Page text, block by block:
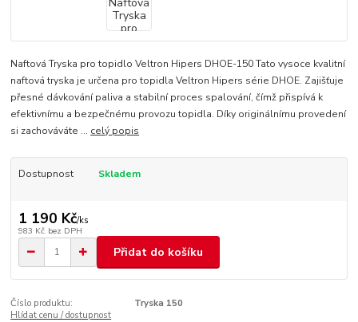
Naftová Tryska pro topidlo Veltron Hipers DHOE-150 Tato vysoce kvalitní
naftová tryska je určena pro topidla Veltron Hipers série DHOE. Zajišťuje
přesné dávkování paliva a stabilní proces spalování, čímž přispívá k
efektivnímu a bezpečnému provozu topidla. Díky originálnímu provedení
si zachováváte ... celý popis
Dostupnost Skladem
1 190 Kč/ks
983 Kč bez DPH
Přidat do košíku
Číslo produktu:
Tryska 150
Hlídat cenu / dostupnost